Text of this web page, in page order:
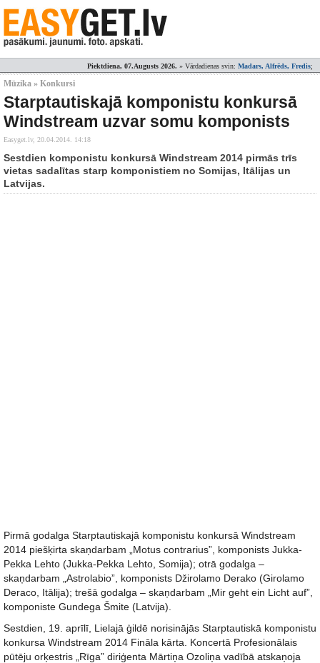
Piektdiena, 07.Augusts 2026. » Vārdadienas svin: Madars, Alfrēds, Fredis;
Mūzika » Konkursi
Starptautiskajā komponistu konkursā
Windstream uzvar somu komponists
Easyget.lv, 20.04.2014. 14:18
Sestdien komponistu konkursā Windstream 2014 pirmās trīs
vietas sadalītas starp komponistiem no Somijas, Itālijas un
Latvijas.
Pirmā godalga Starptautiskajā komponistu konkursā Windstream
2014 piešķirta skaņdarbam „Motus contrarius”, komponists Jukka-
Pekka Lehto (Jukka-Pekka Lehto, Somija); otrā godalga –
skaņdarbam „Astrolabio”, komponists Džirolamo Derako (Girolamo
Deraco, Itālija); trešā godalga – skaņdarbam „Mir geht ein Licht auf”,
komponiste Gundega Šmite (Latvija).
Sestdien, 19. aprīlī, Lielajā ģildē norisinājās Starptautiskā komponistu
konkursa Windstream 2014 Fināla kārta. Koncertā Profesionālais
pūtēju orķestris „Rīga” diriģenta Mārtiņa Ozoliņa vadībā atskaņoja